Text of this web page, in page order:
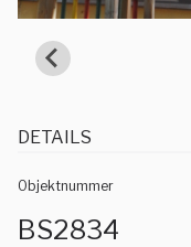
DETAILS
Objektnummer
BS2834